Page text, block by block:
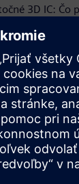
3D IC: Čo
obvody
IC
sprievodca